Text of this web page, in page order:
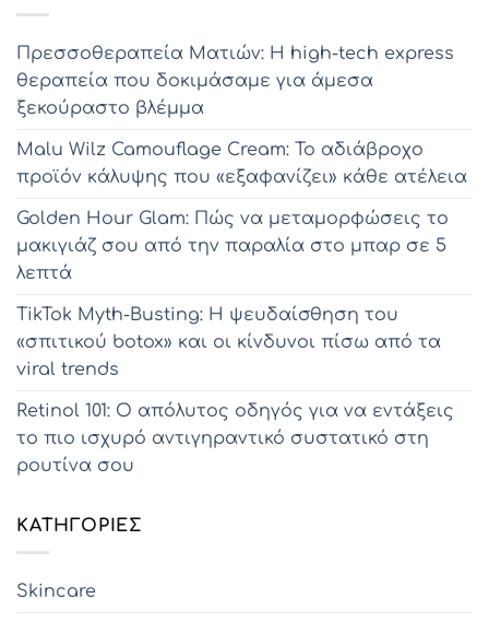
Πρεσσοθεραπεία Ματιών: Η high-tech express
θεραπεία που δοκιμάσαμε για άμεσα
ξεκούραστο βλέμμα
Malu Wilz Camouflage Cream: Το αδιάβροχο
προϊόν κάλυψης που «εξαφανίζει» κάθε ατέλεια
Golden Hour Glam: Πώς να μεταμορφώσεις το
μακιγιάζ σου από την παραλία στο μπαρ σε 5
λεπτά
TikTok Myth-Busting: Η ψευδαίσθηση του
«σπιτικού botox» και οι κίνδυνοι πίσω από τα
viral trends
Retinol 101: Ο απόλυτος οδηγός για να εντάξεις
το πιο ισχυρό αντιγηραντικό συστατικό στη
ρουτίνα σου
KΑΤΗΓΟΡΊΕΣ
Skincare